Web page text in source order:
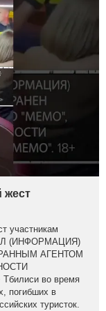
жест
участникам
(ИНФОРМАЦИЯ)
АГЕНТОМ
во время
погибших в
туристок.